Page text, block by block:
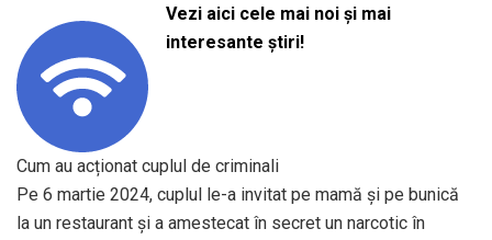
Vezi aici cele mai noi și mai
interesante știri!
Cum au acționat cuplul de criminali
Pe 6 martie 2024, cuplul le-a invitat pe mamă și pe bunică
la un restaurant și a amestecat în secret un narcotic în